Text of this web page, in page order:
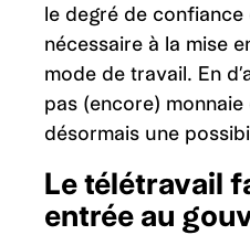
le degré de confiance
nécessaire à la mise
mode de travail. En
pas (encore) monnaie
désormais une
Le télétravail
entrée au